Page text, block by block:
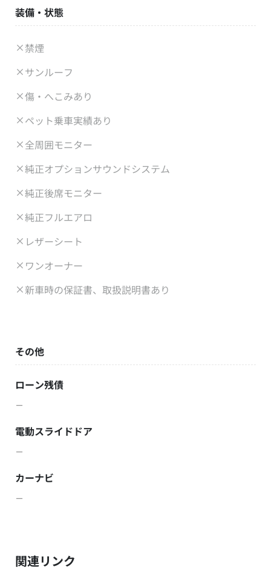
装備・状態
禁煙
サンルーフ
傷・へこみあり
ペット乗車実績あり
全周囲モニター
純正オプションサウンドシステム
純正後席モニター
純正フルエアロ
レザーシート
ワンオーナー
新車時の保証書、取扱説明書あり
その他
ローン残債
－
電動スライドドア
－
カーナビ
－
関連リンク